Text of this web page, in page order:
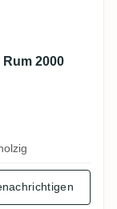
2000